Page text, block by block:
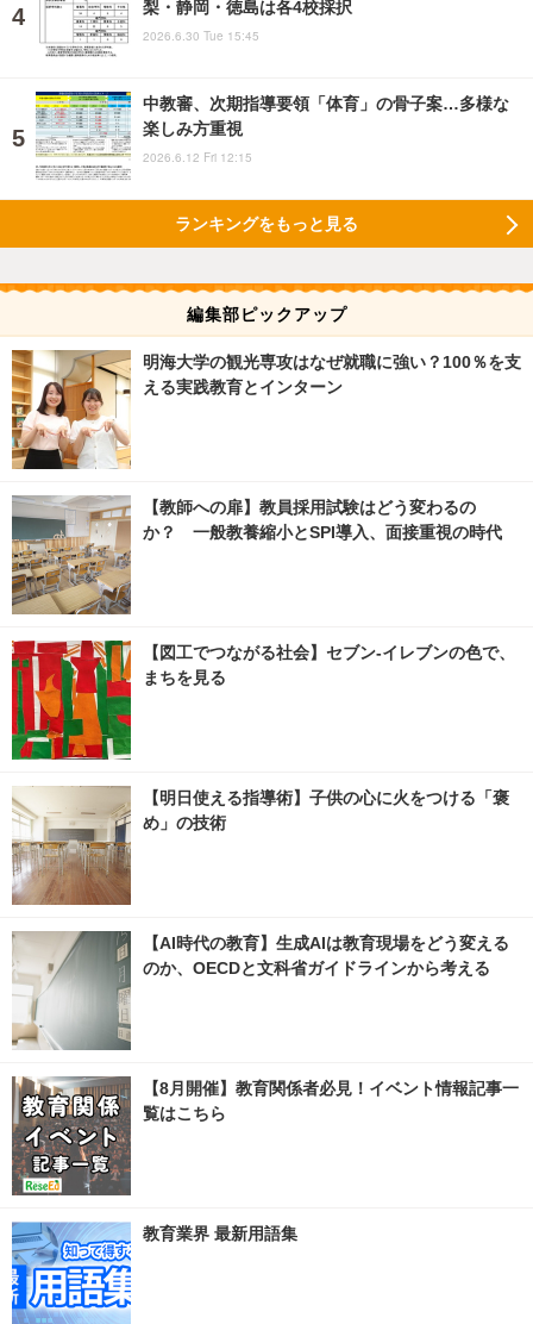
梨・静岡・徳島は各4校採択
2026.6.30 Tue 15:45
中教審、次期指導要領「体育」の骨子案…多様な
楽しみ方重視
2026.6.12 Fri 12:15
ランキングをもっと見る
編集部ピックアップ
明海大学の観光専攻はなぜ就職に強い？100％を支
える実践教育とインターン
【教師への扉】教員採用試験はどう変わるの
か？ 一般教養縮小とSPI導入、面接重視の時代
【図工でつながる社会】セブン‐イレブンの色で、
まちを見る
【明日使える指導術】子供の心に火をつける「褒
め」の技術
【AI時代の教育】生成AIは教育現場をどう変える
のか、OECDと文科省ガイドラインから考える
【8月開催】教育関係者必見！イベント情報記事一
覧はこちら
教育業界 最新用語集